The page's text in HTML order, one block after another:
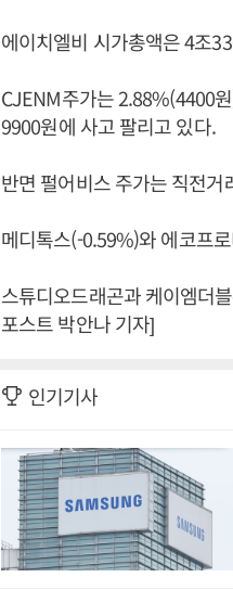
에이치엘비 시가총액은 4조
CJENM주가는 2.88%(4400
9900원에 사고 팔리고 있다.
반면 펄어비스 주가는 직전
메디톡스(-0.59%)와 에코프
스튜디오드래곤과 케이엠더
포스트 박안나 기자]
인기기사